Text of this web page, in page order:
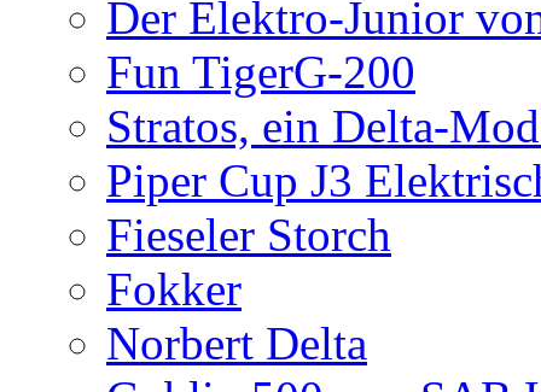
Der Elektro-Junior
Fun TigerG-200
Stratos, ein Delta-
Piper Cup J3
Fieseler Storch
Fokker
Norbert Delta